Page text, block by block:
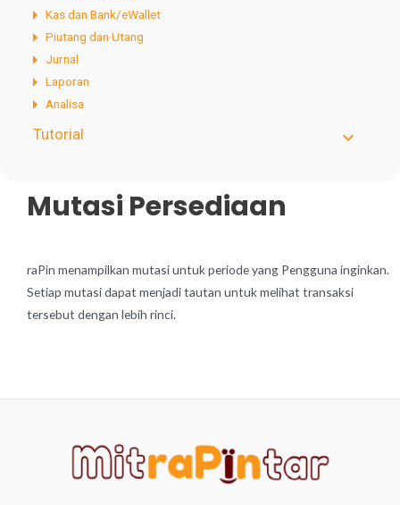
Kas dan Bank/eWallet
Piutang dan Utang
Jurnal
Laporan
Analisa
Tutorial
Mutasi Persediaan
raPin menampilkan mutasi untuk periode yang Pengguna inginkan.
Setiap mutasi dapat menjadi tautan untuk melihat transaksi
tersebut dengan lebih rinci.